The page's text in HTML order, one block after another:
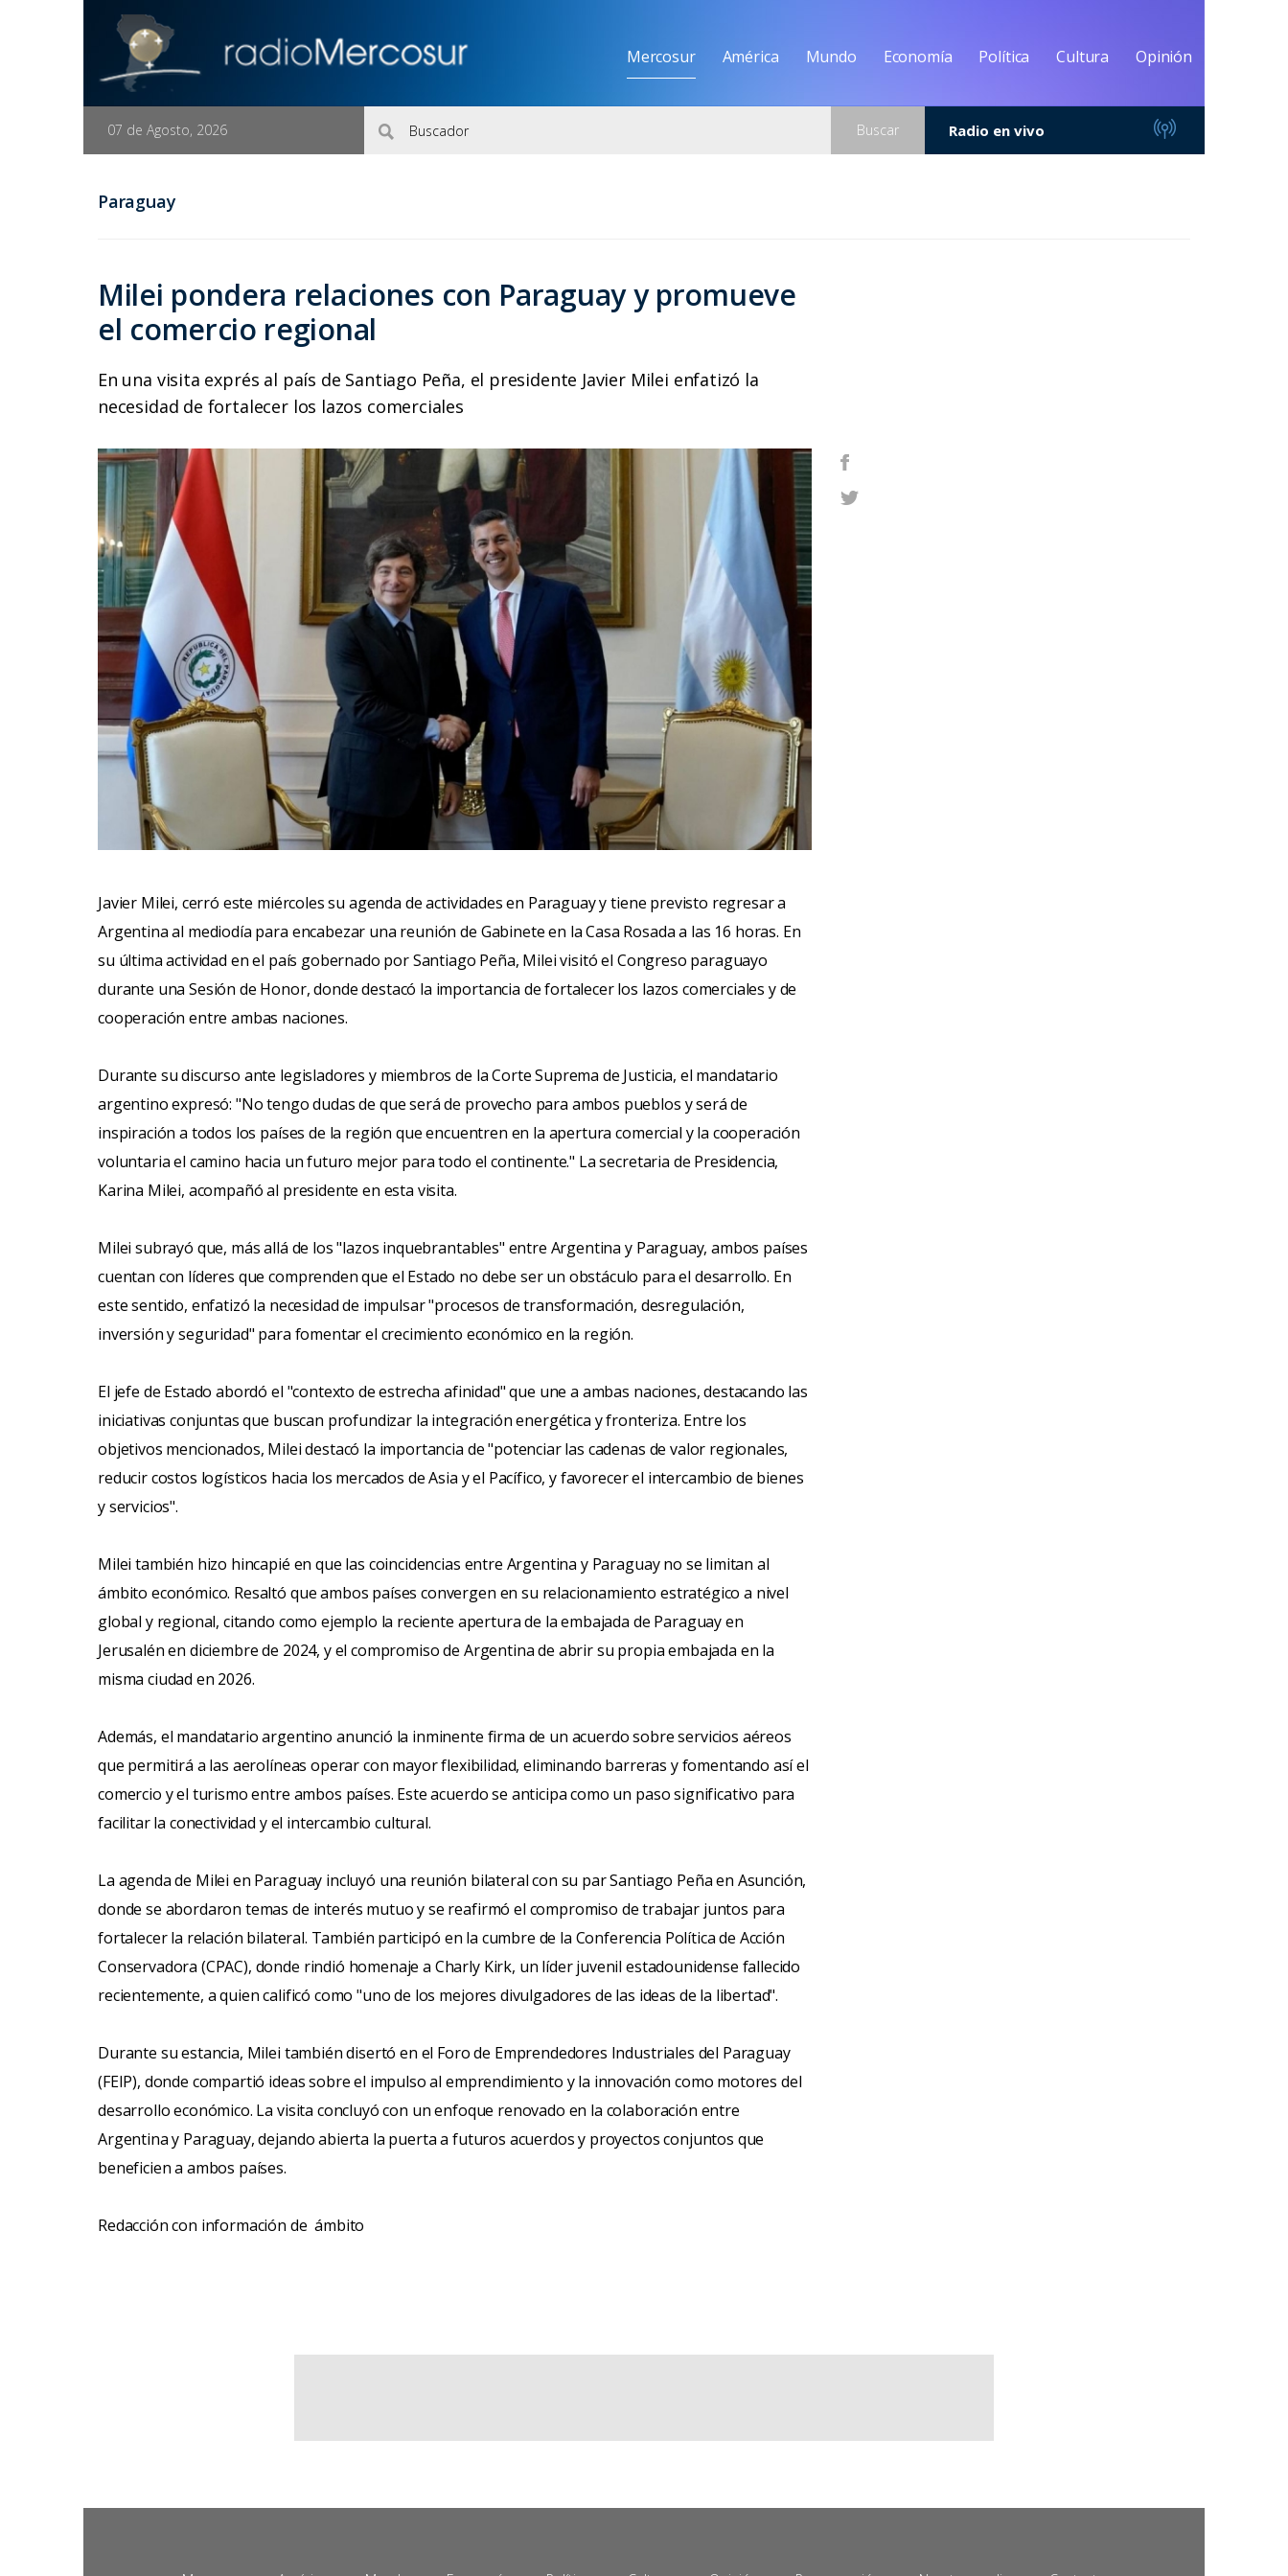
Mercosur América Mundo Economía Política Cultura Opinión
07 de Agosto, 2026 Buscar Radio en vivo
Paraguay
Milei pondera relaciones con Paraguay y promueve
el comercio regional
En una visita exprés al país de Santiago Peña, el presidente Javier Milei enfatizó la
necesidad de fortalecer los lazos comerciales
Javier Milei, cerró este miércoles su agenda de actividades en Paraguay y tiene previsto regresar a
Argentina al mediodía para encabezar una reunión de Gabinete en la Casa Rosada a las 16 horas. En
su última actividad en el país gobernado por Santiago Peña, Milei visitó el Congreso paraguayo
durante una Sesión de Honor, donde destacó la importancia de fortalecer los lazos comerciales y de
cooperación entre ambas naciones.
Durante su discurso ante legisladores y miembros de la Corte Suprema de Justicia, el mandatario
argentino expresó: "No tengo dudas de que será de provecho para ambos pueblos y será de
inspiración a todos los países de la región que encuentren en la apertura comercial y la cooperación
voluntaria el camino hacia un futuro mejor para todo el continente." La secretaria de Presidencia,
Karina Milei, acompañó al presidente en esta visita.
Milei subrayó que, más allá de los "lazos inquebrantables" entre Argentina y Paraguay, ambos países
cuentan con líderes que comprenden que el Estado no debe ser un obstáculo para el desarrollo. En
este sentido, enfatizó la necesidad de impulsar "procesos de transformación, desregulación,
inversión y seguridad" para fomentar el crecimiento económico en la región.
El jefe de Estado abordó el "contexto de estrecha afinidad" que une a ambas naciones, destacando las
iniciativas conjuntas que buscan profundizar la integración energética y fronteriza. Entre los
objetivos mencionados, Milei destacó la importancia de "potenciar las cadenas de valor regionales,
reducir costos logísticos hacia los mercados de Asia y el Pacífico, y favorecer el intercambio de bienes
y servicios".
Milei también hizo hincapié en que las coincidencias entre Argentina y Paraguay no se limitan al
ámbito económico. Resaltó que ambos países convergen en su relacionamiento estratégico a nivel
global y regional, citando como ejemplo la reciente apertura de la embajada de Paraguay en
Jerusalén en diciembre de 2024, y el compromiso de Argentina de abrir su propia embajada en la
misma ciudad en 2026.
Además, el mandatario argentino anunció la inminente firma de un acuerdo sobre servicios aéreos
que permitirá a las aerolíneas operar con mayor flexibilidad, eliminando barreras y fomentando así el
comercio y el turismo entre ambos países. Este acuerdo se anticipa como un paso significativo para
facilitar la conectividad y el intercambio cultural.
La agenda de Milei en Paraguay incluyó una reunión bilateral con su par Santiago Peña en Asunción,
donde se abordaron temas de interés mutuo y se reafirmó el compromiso de trabajar juntos para
fortalecer la relación bilateral. También participó en la cumbre de la Conferencia Política de Acción
Conservadora (CPAC), donde rindió homenaje a Charly Kirk, un líder juvenil estadounidense fallecido
recientemente, a quien calificó como "uno de los mejores divulgadores de las ideas de la libertad".
Durante su estancia, Milei también disertó en el Foro de Emprendedores Industriales del Paraguay
(FEIP), donde compartió ideas sobre el impulso al emprendimiento y la innovación como motores del
desarrollo económico. La visita concluyó con un enfoque renovado en la colaboración entre
Argentina y Paraguay, dejando abierta la puerta a futuros acuerdos y proyectos conjuntos que
beneficien a ambos países.
Redacción con información de ámbito